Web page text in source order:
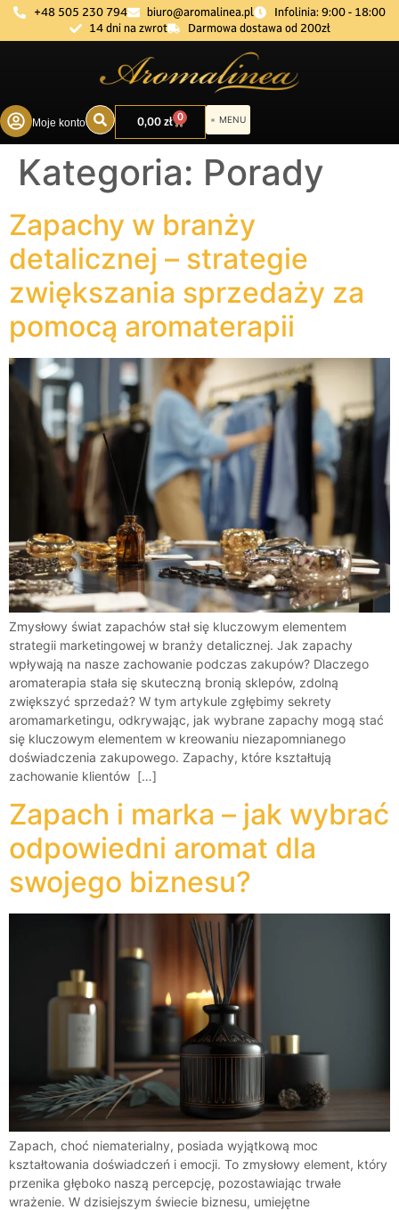
+48 505 230 794 biuro@aromalinea.pl
Infolinia: 9:00 - 18:00
14 dni na zwrot
Darmowa dostawa od 200zł
Moje konto 0,00zł 0
Kategoria: Porady
Zapachy w branży
detalicznej – strategie
zwiększania sprzedaży za
pomocą aromaterapii
Zmysłowy świat zapachów stał się kluczowym elementem
strategii marketingowej w branży detalicznej. Jak zapachy
wpływają na nasze zachowanie podczas zakupów? Dlaczego
aromaterapia stała się skuteczną bronią sklepów, zdolną
zwiększyć sprzedaż? W tym artykule zgłębimy sekrety
aromamarketingu, odkrywając, jak wybrane zapachy mogą stać
się kluczowym elementem w kreowaniu niezapomnianego
doświadczenia zakupowego. Zapachy, które kształtują
zachowanie klientów […]
Zapach i marka – jak wybrać
odpowiedni aromat dla
swojego biznesu?
Zapach, choć niematerialny, posiada wyjątkową moc
kształtowania doświadczeń i emocji. To zmysłowy element, który
przenika głęboko naszą percepcję, pozostawiając trwałe
wrażenie. W dzisiejszym świecie biznesu, umiejętne